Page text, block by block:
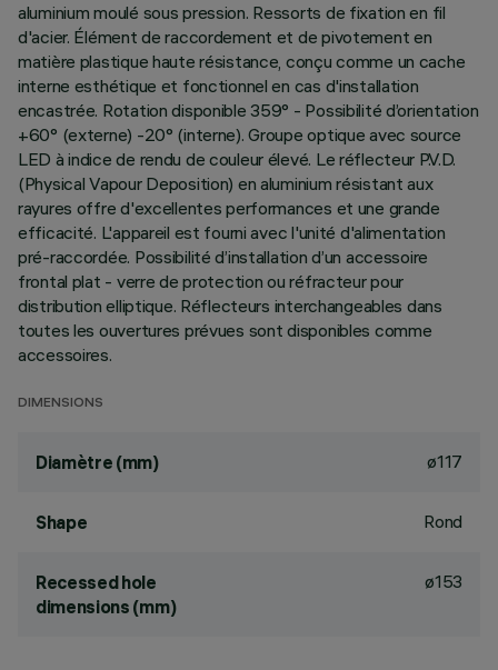
aluminium moulé sous pression. Ressorts de fixation en fil
d'acier. Élément de raccordement et de pivotement en
matière plastique haute résistance, conçu comme un cache
interne esthétique et fonctionnel en cas d'installation
encastrée. Rotation disponible 359° - Possibilité d’orientation
+60° (externe) -20° (interne). Groupe optique avec source
LED à indice de rendu de couleur élevé. Le réflecteur P.V.D.
(Physical Vapour Deposition) en aluminium résistant aux
rayures offre d'excellentes performances et une grande
efficacité. L'appareil est fourni avec l'unité d'alimentation
pré-raccordée. Possibilité d’installation d’un accessoire
frontal plat - verre de protection ou réfracteur pour
distribution elliptique. Réflecteurs interchangeables dans
toutes les ouvertures prévues sont disponibles comme
accessoires.
DIMENSIONS
Diamètre (mm) ø117
Shape Rond
Recessed hole
dimensions (mm)
ø153